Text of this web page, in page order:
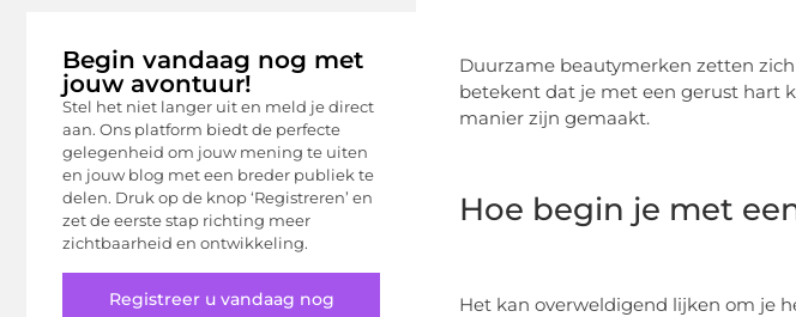
Begin vandaag nog met
jouw avontuur!
Stel het niet langer uit en meld je direct
aan. Ons platform biedt de perfecte
gelegenheid om jouw mening te uiten
en jouw blog met een breder publiek te
delen. Druk op de knop ‘Registreren’ en
zet de eerste stap richting meer
zichtbaarheid en ontwikkeling.
Registreer u vandaag nog
Duurzame beautymerken zetten
betekent dat je met een gerust hart
manier zijn gemaakt.
Hoe begin je met
Het kan overweldigend lijken om je